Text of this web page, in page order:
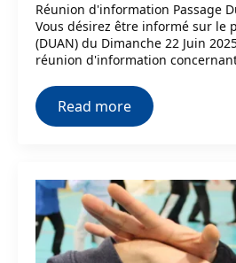
Réunion d'information Passage
Vous désirez être informé sur le
(DUAN) du Dimanche 22 Juin
réunion d'information
Read more